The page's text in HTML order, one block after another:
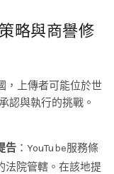
略與商譽修
，上傳者可能位於世
認與執行的挑戰。
告 ：YouTube服務條
法院管轄。在該地提